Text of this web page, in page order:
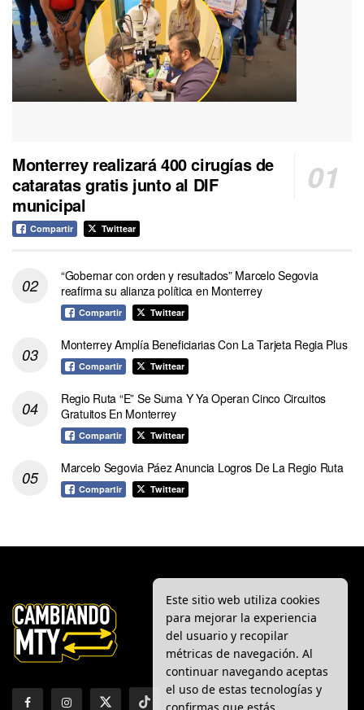
Monterrey realizará 400 cirugías de
cataratas gratis junto al DIF
municipal
Compartir Twittear
“Gobernar con orden y resultados” Marcelo Segovia
reafirma su alianza política en Monterrey
Compartir Twittear
Monterrey Amplía Beneficiarias Con La Tarjeta Regia Plus
Compartir Twittear
Regio Ruta “E” Se Suma Y Ya Operan Cinco Circuitos
Gratuitos En Monterrey
Compartir Twittear
Marcelo Segovia Páez Anuncia Logros De La Regio Ruta
Compartir Twittear
Este sitio web utiliza cookies
para mejorar la experiencia
del usuario y recopilar
métricas de navegación. Al
continuar navegando aceptas
el uso de estas tecnologías y
confirmas que estás